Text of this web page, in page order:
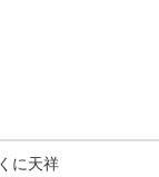
に天祥